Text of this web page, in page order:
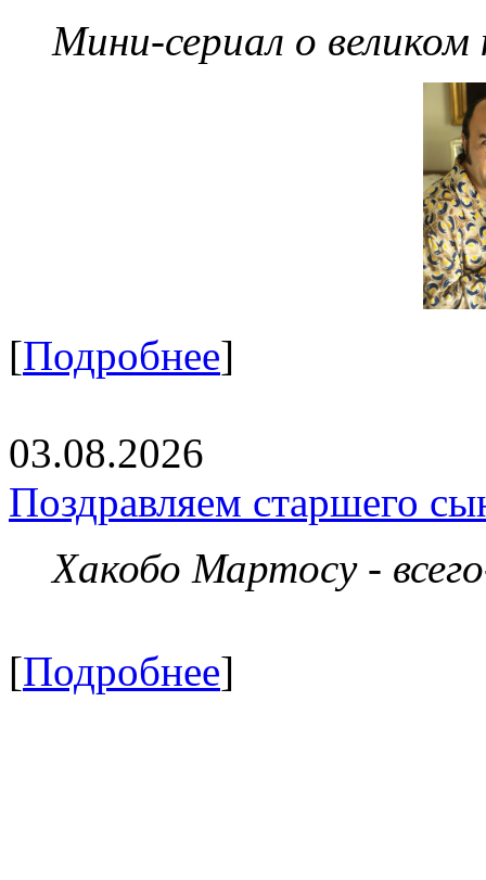
Мини-сериал о великом
[Подробнее]
03.08.2026
Поздравляем старшего
Хакобо Мартосу -
[Подробнее]